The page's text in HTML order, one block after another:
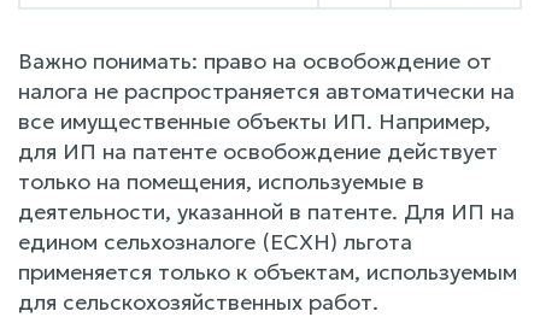
Важно понимать: право на освобождение от
налога не распространяется автоматически на
все имущественные объекты ИП. Например,
для ИП на патенте освобождение действует
только на помещения, используемые в
деятельности, указанной в патенте. Для ИП на
едином сельхозналоге (ЕСХН) льгота
применяется только к объектам, используемым
для сельскохозяйственных работ.